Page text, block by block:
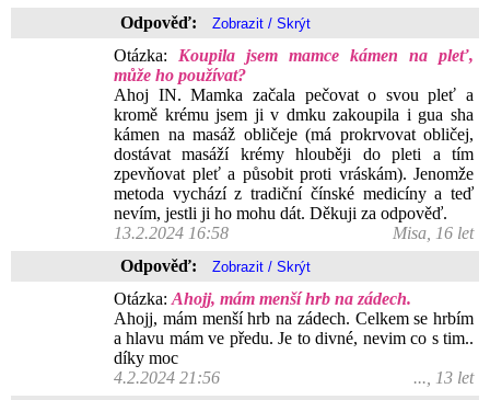
Odpověď:
Otázka: Koupila jsem mamce kámen na pleť,
může ho používat?
Ahoj IN. Mamka začala pečovat o svou pleť a
kromě krému jsem ji v dmku zakoupila i gua sha
kámen na masáž obličeje (má prokrvovat obličej,
dostávat masáží krémy hlouběji do pleti a tím
zpevňovat pleť a působit proti vráskám). Jenomže
metoda vychází z tradiční čínské medicíny a teď
nevím, jestli ji ho mohu dát. Děkuji za odpověď.
13.2.2024 16:58
Misa, 16 let
Odpověď:
Otázka: Ahojj, mám menší hrb na zádech.
Ahojj, mám menší hrb na zádech. Celkem se hrbím
a hlavu mám ve předu. Je to divné, nevim co s tim..
díky moc
4.2.2024 21:56
..., 13 let